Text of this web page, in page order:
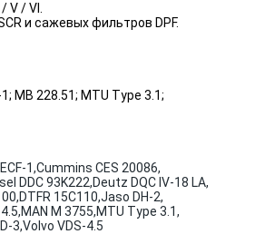
/ VI.
и сажевых фильтров DPF.
MB 228.51; MTU Type 3.1;
1,Cummins CES 20086,
DDC 93K222,Deutz DQC IV-18 LA,
DTFR 15C110,Jaso DH-2,
MAN M 3755,MTU Type 3.1,
3,Volvo VDS-4.5